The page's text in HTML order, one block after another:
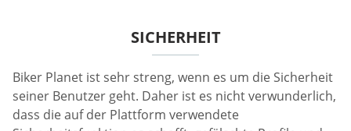
SICHERHEIT
Biker Planet ist sehr streng, wenn es um die Sicherheit
seiner Benutzer geht. Daher ist es nicht verwunderlich,
dass die auf der Plattform verwendete